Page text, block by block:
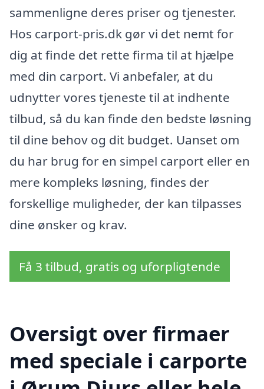
sammenligne deres priser og tjenester.
Hos carport-pris.dk gør vi det nemt for
dig at finde det rette firma til at hjælpe
med din carport. Vi anbefaler, at du
udnytter vores tjeneste til at indhente
tilbud, så du kan finde den bedste løsning
til dine behov og dit budget. Uanset om
du har brug for en simpel carport eller en
mere kompleks løsning, findes der
forskellige muligheder, der kan tilpasses
dine ønsker og krav.
Få 3 tilbud, gratis og uforpligtende
Oversigt over firmaer
med speciale i carporte